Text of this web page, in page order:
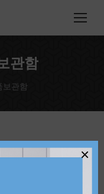
관함
보관함
×